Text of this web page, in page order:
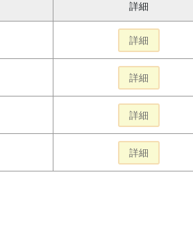
詳細
詳細
詳細
詳細
詳細